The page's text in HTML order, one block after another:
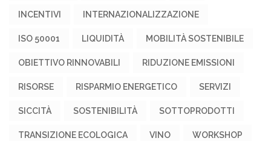
INCENTIVI INTERNAZIONALIZZAZIONE
ISO 50001 LIQUIDITÀ MOBILITÀ SOSTENIBILE
OBIETTIVO RINNOVABILI RIDUZIONE EMISSIONI
RISORSE RISPARMIO ENERGETICO SERVIZI
SICCITÀ SOSTENIBILITÀ SOTTOPRODOTTI
TRANSIZIONE ECOLOGICA VINO WORKSHOP